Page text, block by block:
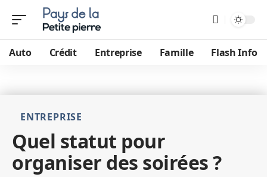
Auto Crédit Entreprise Famille Flash Info
ENTREPRISE
Quel statut pour
organiser des soirées ?